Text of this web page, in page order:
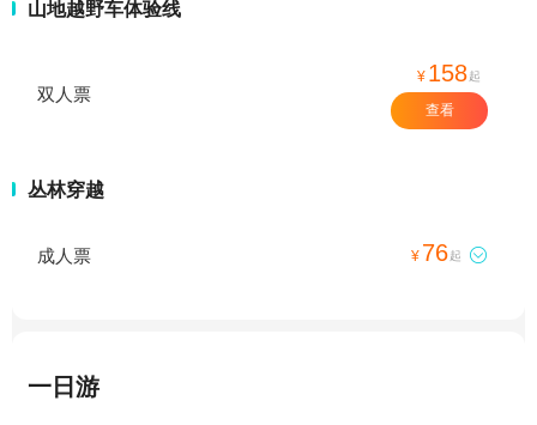
山地越野车体验线
双人票
¥ 158起
查看
丛林穿越
成人票 ¥ 76起 
一日游